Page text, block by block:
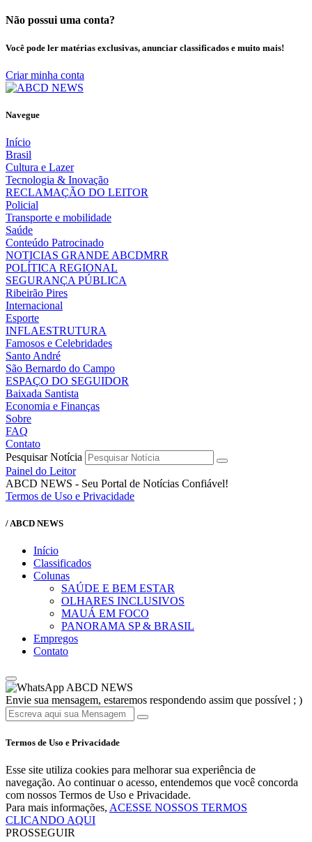
Não possui uma conta?
Você pode ler matérias exclusivas, anunciar classificados e muito mais!
Criar minha conta
Navegue
Início
Brasil
Cultura e Lazer
Tecnologia & Inovação
RECLAMAÇÃO DO LEITOR
Policial
Transporte e mobilidade
Saúde
Conteúdo Patrocinado
NOTICIAS GRANDE ABCDMRR
POLÍTICA REGIONAL
SEGURANÇA PÚBLICA
Ribeirão Pires
Internacional
Esporte
INFLAESTRUTURA
Famosos e Celebridades
Santo André
São Bernardo do Campo
ESPAÇO DO SEGUIDOR
Baixada Santista
Economia e Finanças
Sobre
FAQ
Contato
Pesquisar Notícia
Painel do Leitor
ABCD NEWS - Seu Portal de Notícias Confiável!
Termos de Uso e Privacidade
/ ABCD NEWS
Início
Classificados
Colunas
SAÚDE E BEM ESTAR
OLHARES INCLUSIVOS
MAUÁ EM FOCO
PANORAMA SP & BRASIL
Empregos
Contato
ABCD NEWS
Envie sua mensagem, estaremos respondendo assim que possível ; )
Termos de Uso e Privacidade
Esse site utiliza cookies para melhorar sua experiência de
navegação. Ao continuar o acesso, entendemos que você concorda
com nossos Termos de Uso e Privacidade.
Para mais informações, ACESSE NOSSOS TERMOS
CLICANDO AQUI
PROSSEGUIR